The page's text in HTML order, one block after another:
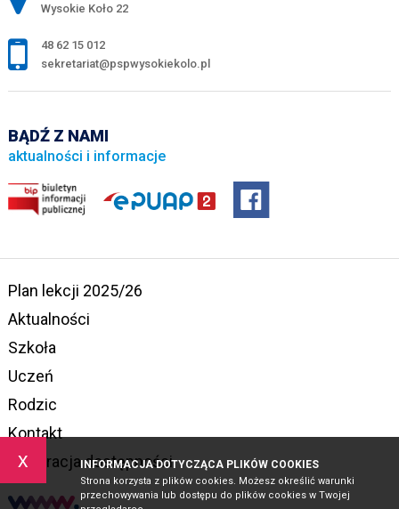
x INFORMACJA DOTYCZĄCA PLIKÓW COOKIES
Strona korzysta z plików cookies. Możesz określić warunki
przechowywania lub dostępu do plików cookies w Twojej
Wysokie Koło 22
48 62 15 012
sekretariat@pspwysokiekolo.pl
BĄDŹ Z NAMI
aktualności i informacje
Plan lekcji 2025/26
Aktualności
Szkoła
Uczeń
Rodzic
Kontakt
Deklaracja dostępności